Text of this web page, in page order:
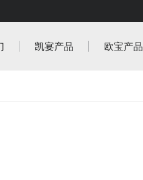
凯宴产品 欧宝产品